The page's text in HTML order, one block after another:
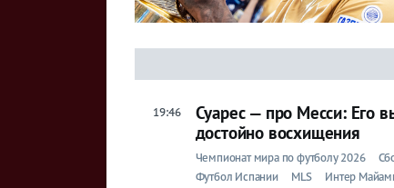
19:46
Суарес — про Месси: Его
достойно восхищения
Чемпионат мира по футболу 2026
Футбол Испании
MLS Интер